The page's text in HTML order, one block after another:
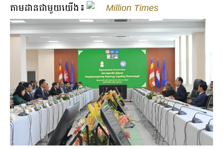
តាមដានជាមួយយើង៖ Million Times